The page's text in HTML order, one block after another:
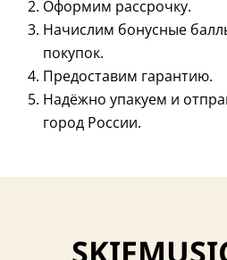
Оформим рассрочку.
Начислим бонусные
покупок.
Предоставим гарантию.
Надёжно упакуем и
город России.